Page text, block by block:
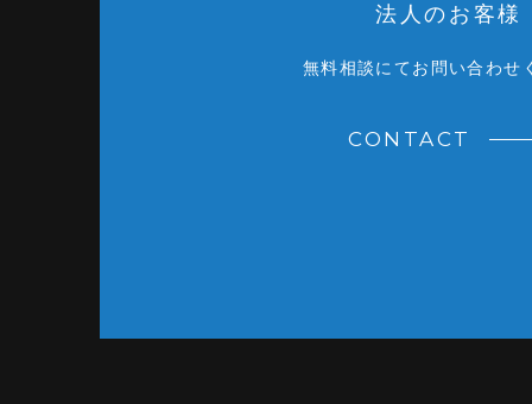
法人のお客様
無料相談にてお問い合わせ
CONTACT